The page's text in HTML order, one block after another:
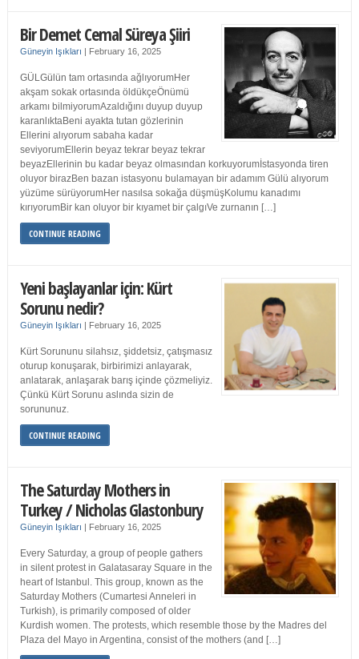
Bir Demet Cemal Süreya Şiiri
Güneyin Işıkları | February 16, 2025
GÜLGülün tam ortasında ağlıyorumHer
akşam sokak ortasında öldükçeÖnümü
arkamı bilmiyorumAzaldığını duyup duyup
karanlıktaBeni ayakta tutan gözlerinin
Ellerini alıyorum sabaha kadar
seviyorumEllerin beyaz tekrar beyaz tekrar
beyazEllerinin bu kadar beyaz olmasından korkuyorumİstasyonda tiren
oluyor birazBen bazan istasyonu bulamayan bir adamım Gülü alıyorum
yüzüme sürüyorumHer nasılsa sokağa düşmüşKolumu kanadımı
kırıyorumBir kan oluyor bir kıyamet bir çalgıVe zurnanın […]
CONTINUE READING
Yeni başlayanlar için: Kürt
Sorunu nedir?
Güneyin Işıkları | February 16, 2025
Kürt Sorununu silahsız, şiddetsiz, çatışmasız
oturup konuşarak, birbirimizi anlayarak,
anlatarak, anlaşarak barış içinde çözmeliyiz.
Çünkü Kürt Sorunu aslında sizin de
sorununuz.
CONTINUE READING
The Saturday Mothers in
Turkey / Nicholas Glastonbury
Güneyin Işıkları | February 16, 2025
Every Saturday, a group of people gathers
in silent protest in Galatasaray Square in the
heart of Istanbul. This group, known as the
Saturday Mothers (Cumartesi Anneleri in
Turkish), is primarily composed of older
Kurdish women. The protests, which resemble those by the Madres del
Plaza del Mayo in Argentina, consist of the mothers (and […]